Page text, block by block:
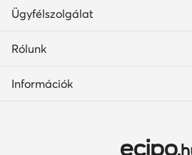
Ügyfélszolgálat
Rólunk
Információk